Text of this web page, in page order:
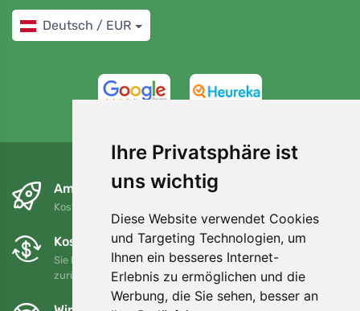
Ihre Privatsphäre ist
uns wichtig
Diese Website verwendet Cookies
und Targeting Technologien, um
Ihnen ein besseres Internet-
Erlebnis zu ermöglichen und die
Werbung, die Sie sehen, besser an
Deutsch / EUR
Am nächsten Tag und kostenlos
Kostenloser Versand für Bestellungen über 80 EUR
Kostenloser Umtausch und Rückgabe
Sie können Ihre Bestellung jederzeit innerhalb von 90 Tagen
zurückgeben oder umtauschen.